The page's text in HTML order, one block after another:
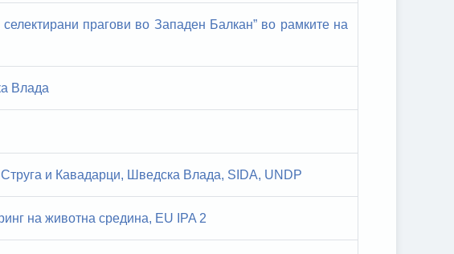
прагови во Западен Балкан” во рамките на
Влада
и Кавадарци, Шведска Влада, SIDA, UNDP
на животна средина, EU IPA 2